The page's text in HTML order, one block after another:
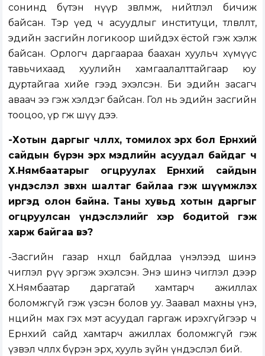
сонинд бүтэн нүүр зөвлөмж, нийтлэл бичиж
байсан. Тэр үед ч асуудлыг институци, төлөвлөлт,
эдийн засгийн логикоор шийдэх ёстой гэж хэлж
байсан. Орлогч даргаараа баахан хуульч хүмүүс
тавьчихаад хуулийн хамгаалалттайгаар юу
дуртайгаа хийе гээд эхэлсэн. Би эдийн засагч
аваач ээ гэж хэлдэг байсан. Гол нь эдийн засгийн
тооцоо, үр өгөөж шүү дээ.
-Хотын даргыг чөлөөлөх, томилох эрх бол Ерөнхий
сайдын бүрэн эрх мэдлийн асуудал байдаг ч
Х.Нямбаатарыг огцруулах Ерөнхий сайдын
үндэслэл зөвхөн шалтаг байлаа гэж шүүмжлэх
иргэд олон байна. Таны хувьд хотын даргыг
огцруулсан үндэслэлийг хэр бодитой гэж
харж байгаа вэ?
-Засгийн газар нөхцөл байдлаа үнэлээд шинэ
чиглэл рүү эргэж эхэлсэн. Энэ шинэ чиглэл дээр
Х.Нямбаатар даргатай хамтарч ажиллах
боломжгүй гэж үзсэн болов уу. Заавал махны үнэ,
нөөцийн мах гэх мэт асуудал гаргаж ирэхгүйгээр ч
Ерөнхий сайд хамтарч ажиллах боломжгүй гэж
үзвэл чөлөөлөх бүрэн эрх, хууль зүйн үндэслэл бий.